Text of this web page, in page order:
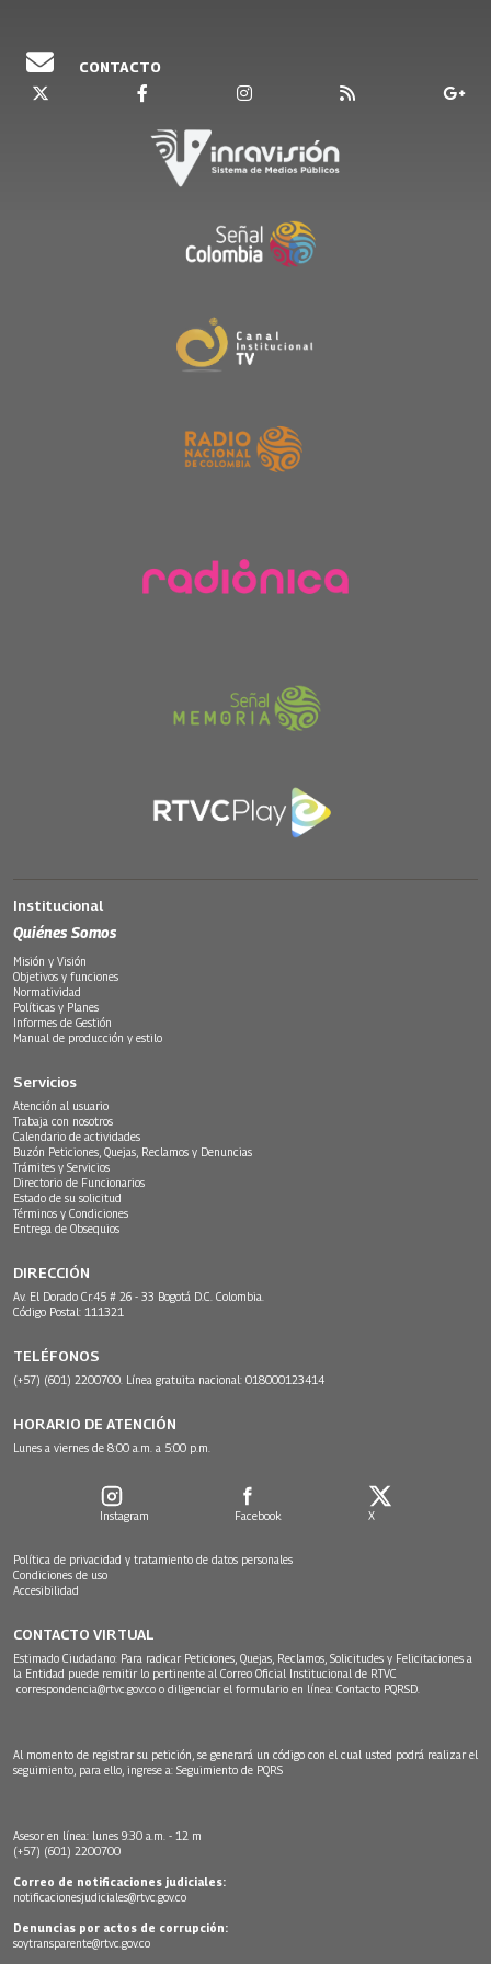
CONTACTO
Institucional
Quiénes Somos
Misión y Visión
Objetivos y funciones
Normatividad
Políticas y Planes
Informes de Gestión
Manual de producción y estilo
Servicios
Atención al usuario
Trabaja con nosotros
Calendario de actividades
Buzón Peticiones, Quejas, Reclamos y Denuncias
Trámites y Servicios
Directorio de Funcionarios
Estado de su solicitud
Términos y Condiciones
Entrega de Obsequios
DIRECCIÓN
Av. El Dorado Cr.45 # 26 - 33 Bogotá D.C. Colombia.
Código Postal: 111321
TELÉFONOS
(+57) (601) 2200700. Línea gratuita nacional: 018000123414
HORARIO DE ATENCIÓN
Lunes a viernes de 8:00 a.m. a 5:00 p.m.
Instagram Facebook X
Política de privacidad y tratamiento de datos personales
Condiciones de uso
Accesibilidad
CONTACTO VIRTUAL
Estimado Ciudadano: Para radicar Peticiones, Quejas, Reclamos, Solicitudes y Felicitaciones a
la Entidad puede remitir lo pertinente al Correo Oficial Institucional de RTVC
correspondencia@rtvc.gov.co o diligenciar el formulario en línea: Contacto PQRSD.
Al momento de registrar su petición, se generará un código con el cual usted podrá realizar el
seguimiento, para ello, ingrese a: Seguimiento de PQRS
Asesor en línea: lunes 9:30 a.m. - 12 m
(+57) (601) 2200700
Correo de notificaciones judiciales:
notificacionesjudiciales@rtvc.gov.co
Denuncias por actos de corrupción:
soytransparente@rtvc.gov.co